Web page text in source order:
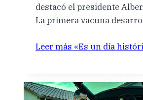
destacó el presidente
La primera vacuna
Leer más «Es un día